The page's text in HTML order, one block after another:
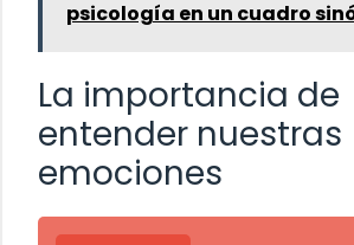
psicología en un cuadro
La importancia de
entender nuestras
emociones